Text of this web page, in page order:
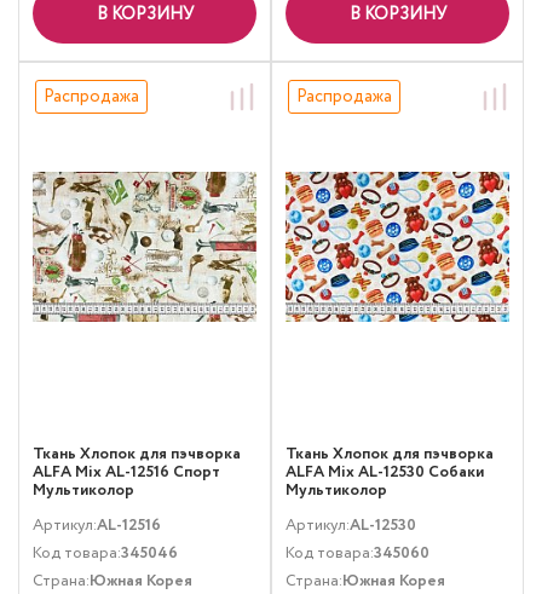
В КОРЗИНУ В КОРЗИНУ
Распродажа
Ткань Хлопок для пэчворка
ALFA Mix AL-12516 Спорт
Мультиколор
Артикул:AL-12516
Код товара:345046
Страна:Южная Корея
Распродажа
Ткань Хлопок для пэчворка
ALFA Mix AL-12530 Собаки
Мультиколор
Артикул:AL-12530
Код товара:345060
Страна:Южная Корея